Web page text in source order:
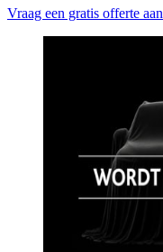
Vraag een gratis offerte aan